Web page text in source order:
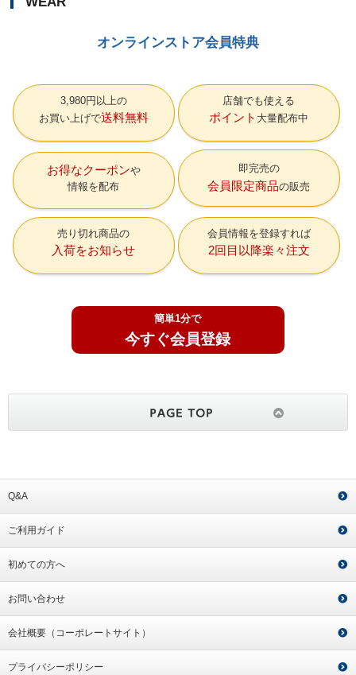
オンラインストア会員特典
3,980円以上の
お買い上げで送料無料
店舗でも使える
ポイント 大量配布中
お得なクーポン
情報を配布
即完売の
会員限定商品の販売
売り切れ商品の
入荷をお知らせ
会員情報を登録すれば
2回目以降楽々注文
簡単1分で
今すぐ会員登録
Q&A
ご利用ガイド
初めての方へ
お問い合わせ
会社概要（コーポレートサイト）
プライバシーポリシー